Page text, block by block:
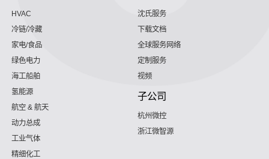
HVAC
冷链/冷藏
家电/食品
绿色电力
海工船舶
氢能源
航空 & 航天
动力总成
工业气体
精细化工
沈氏服务
下载文档
全球服务网络
定制服务
视频
子公司
杭州微控
浙江微智源